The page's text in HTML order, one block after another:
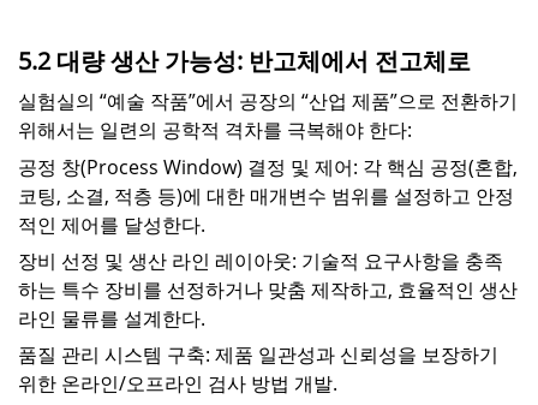
5.2 대량 생산 가능성: 반고체에서 전고체로
실험실의 “예술 작품”에서 공장의 “산업 제품”으로 전환하기
위해서는 일련의 공학적 격차를 극복해야 한다:
공정 창(Process Window) 결정 및 제어: 각 핵심 공정(혼합,
코팅, 소결, 적층 등)에 대한 매개변수 범위를 설정하고 안정
적인 제어를 달성한다.
장비 선정 및 생산 라인 레이아웃: 기술적 요구사항을 충족
하는 특수 장비를 선정하거나 맞춤 제작하고, 효율적인 생산
라인 물류를 설계한다.
품질 관리 시스템 구축: 제품 일관성과 신뢰성을 보장하기
위한 온라인/오프라인 검사 방법 개발.